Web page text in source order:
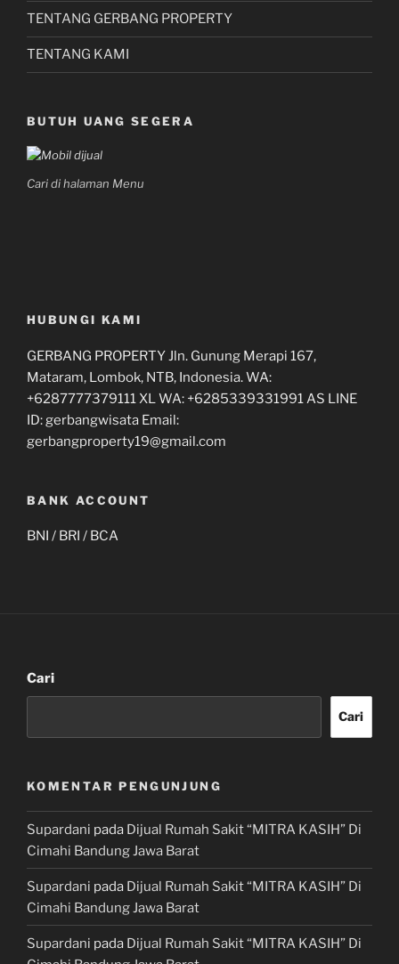
TENTANG GERBANG PROPERTY
TENTANG KAMI
BUTUH UANG SEGERA
Cari di halaman Menu
HUBUNGI KAMI
GERBANG PROPERTY Jln. Gunung Merapi 167,
Mataram, Lombok, NTB, Indonesia. WA:
+6287777379111 XL WA: +6285339331991 AS LINE
ID: gerbangwisata Email:
gerbangproperty19@gmail.com
BANK ACCOUNT
BNI / BRI / BCA
Cari
Cari
KOMENTAR PENGUNJUNG
Supardani pada Dijual Rumah Sakit “MITRA KASIH” Di
Cimahi Bandung Jawa Barat
Supardani pada Dijual Rumah Sakit “MITRA KASIH” Di
Cimahi Bandung Jawa Barat
Supardani pada Dijual Rumah Sakit “MITRA KASIH” Di